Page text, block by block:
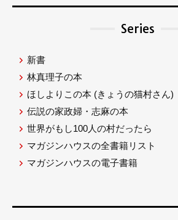
Series
新書
林真理子の本
ほしよりこの本 (きょうの猫村さん)
伝説の家政婦・志麻の本
世界がもし100人の村だったら
マガジンハウスの全書籍リスト
マガジンハウスの電子書籍